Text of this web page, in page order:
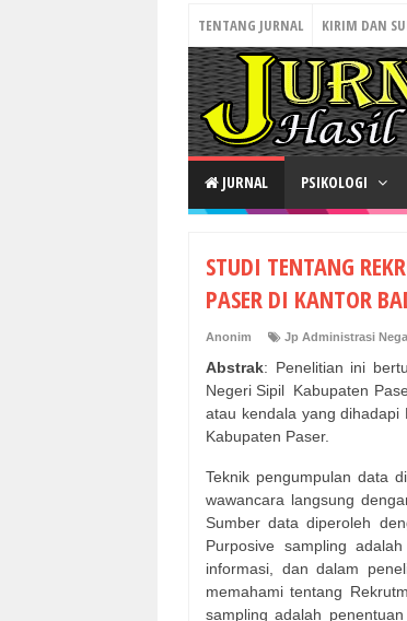
TENTANG JURNAL KIRIM DAN
JURNAL PSIKOLOGI
STUDI TENTANG
PASER DI KANTOR
Anonim Jp Administrasi
Abstrak: Penelitian ini
Negeri Sipil Kabupaten
atau kendala yang dihadapi
Kabupaten Paser.
Teknik pengumpulan data
wawancara langsung
Sumber data diperoleh
Purposive sampling
informasi, dan dalam
memahami tentang
sampling adalah